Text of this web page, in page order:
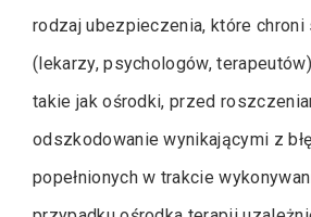
rodzaj ubezpieczenia, które
(lekarzy, psychologów,
takie jak ośrodki, przed
odszkodowanie wynikającymi z
popełnionych w trakcie